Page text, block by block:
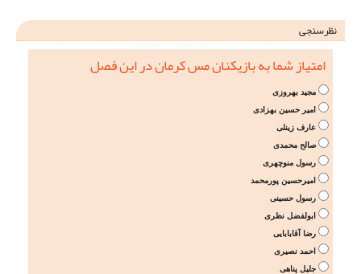
نظرسنجی
امتیاز شما به بازیکنان مس کرمان در این فصل
مجید بهروزی
امیر حسین بهزادی
عارف زینلی
صالح محمدی
رسول منوچهری
امیرحسین پورمحمد
رسول حسینی
ابولفضل نظری
رضا آقابابایی
احمد نصیری
جلیل پناهی